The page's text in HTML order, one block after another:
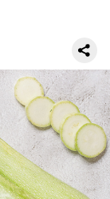
щи, котлеты,
омлет,
не будет.